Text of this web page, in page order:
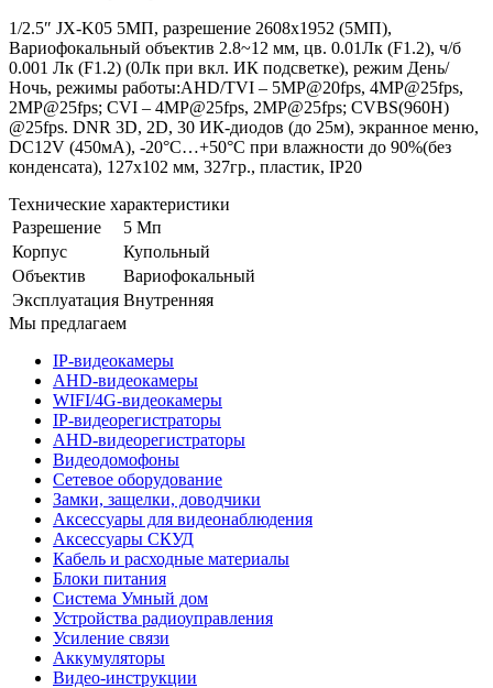
1/2.5″ JX-K05 5МП, разрешение 2608х1952 (5МП),
Вариофокальный объектив 2.8~12 мм, цв. 0.01Лк (F1.2), ч/б
0.001 Лк (F1.2) (0Лк при вкл. ИК подсветке), режим День/
Ночь, режимы работы:AHD/TVI – 5MP@20fps, 4MP@25fps,
2МР@25fps; CVI – 4MP@25fps, 2МР@25fps; CVBS(960H)
@25fps. DNR 3D, 2D, 30 ИК-диодов (до 25м), экранное меню,
DC12V (450мА), -20°С…+50°С при влажности до 90%(без
конденсата), 127х102 мм, 327гр., пластик, IP20
Технические характеристики
Разрешение
5 Мп
Корпус
Купольный
Объектив
Вариофокальный
Эксплуатация Внутренняя
Мы предлагаем
IP-видеокамеры
AHD-видеокамеры
WIFI/4G-видеокамеры
IP-видеорегистраторы
AHD-видеорегистраторы
Видеодомофоны
Сетевое оборудование
Замки, защелки, доводчики
Аксессуары для видеонаблюдения
Аксессуары СКУД
Кабель и расходные материалы
Блоки питания
Система Умный дом
Устройства радиоуправления
Усиление связи
Аккумуляторы
Видео-инструкции